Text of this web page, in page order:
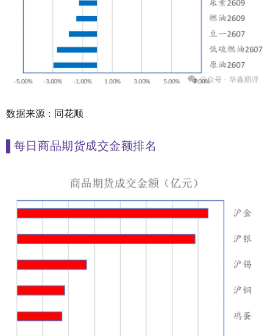
数据来源：同花顺
每日商品期货成交金额排名